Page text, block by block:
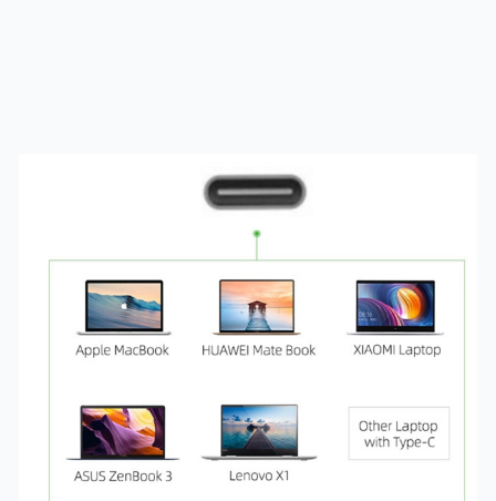
ケーブル
120 MM